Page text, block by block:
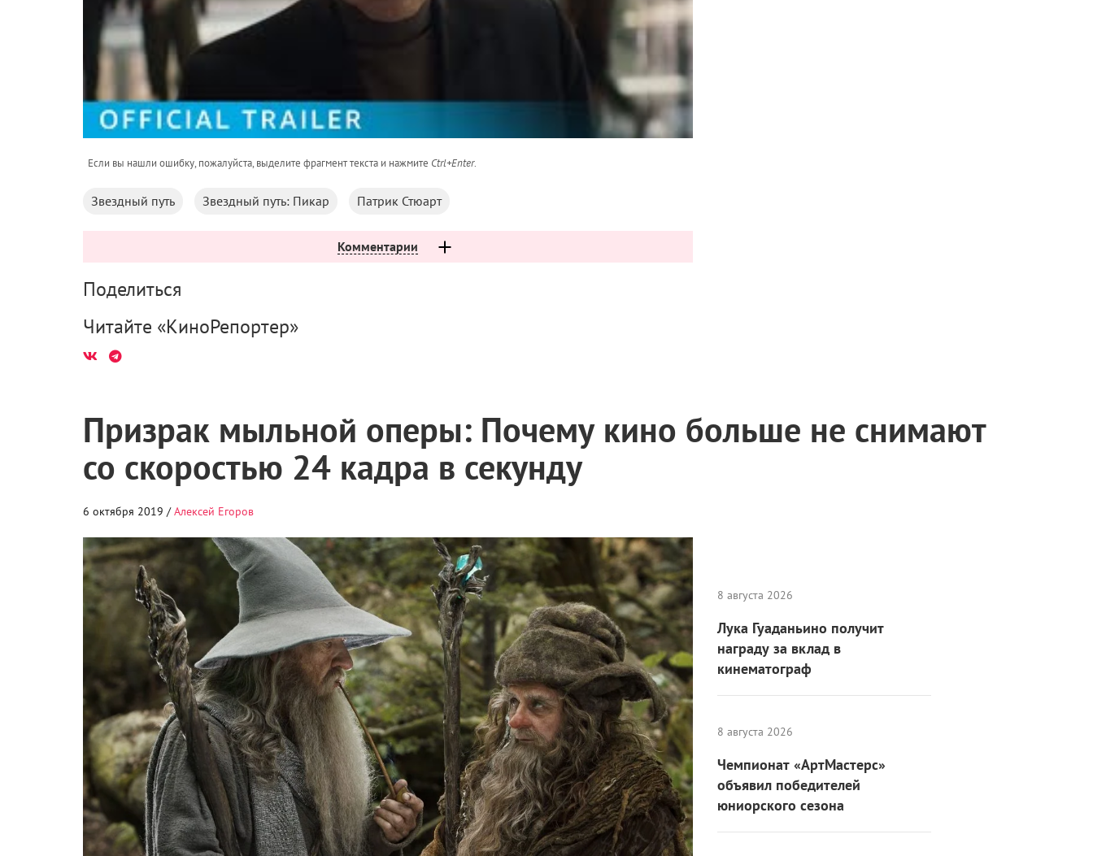
Если вы нашли ошибку, пожалуйста, выделите фрагмент текста и нажмите Ctrl+Enter.
Звездный путь Звездный путь: Пикар Патрик Стюарт
Комментарии
Поделиться
Читайте «КиноРепортер»
Призрак мыльной оперы: Почему кино больше не снимают
со скоростью 24 кадра в секунду
6 октября 2019 /Алексей Егоров
8 августа 2026
Лука Гуаданьино получит
награду за вклад в
кинематограф
8 августа 2026
Чемпионат «АртМастерс»
объявил победителей
юниорского сезона